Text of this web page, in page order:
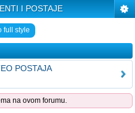
I POSTAJE
full style
POSTAJA
na ovom forumu.